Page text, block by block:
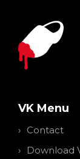
VK Menu
Contact
Download